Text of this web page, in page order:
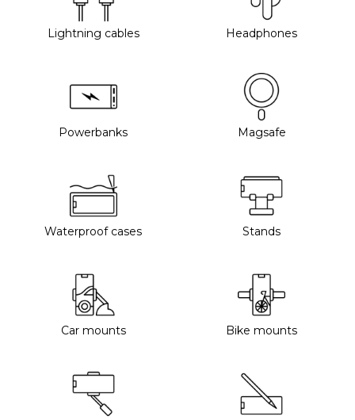
Lightning cables Headphones
Powerbanks Magsafe
Waterproof cases Stands
Car mounts Bike mounts